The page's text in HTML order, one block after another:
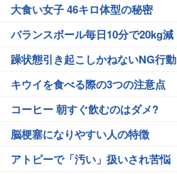
大食い女子 46キロ体型の秘密
バランスボール毎日10分で20kg減
躁状態引き起こしかねないNG行動
キウイを食べる際の3つの注意点
コーヒー 朝すぐ飲むのはダメ?
脳梗塞になりやすい人の特徴
アトピーで「汚い」扱いされ苦悩